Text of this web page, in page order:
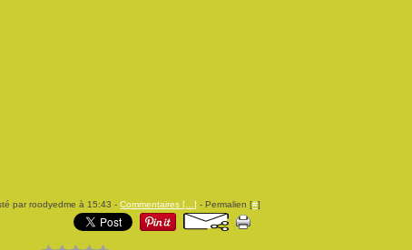
par roodyedme à 15:43 -Commentaires [ …] - Permalien [#]